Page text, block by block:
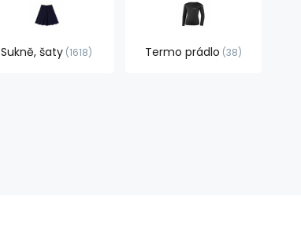
Sukně, šaty 1618 Termo prádlo 38